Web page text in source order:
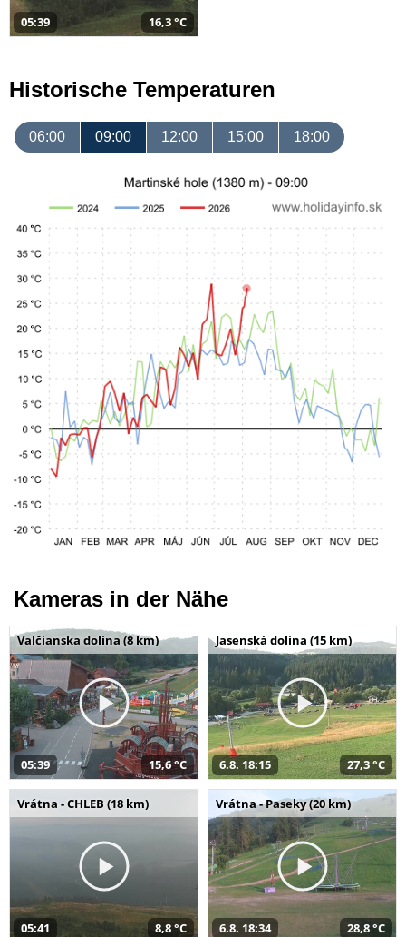
05:39 16,3 °C
Historische Temperaturen
06:00 09:00 12:00 15:00 18:00
Kameras in der Nähe
Valčianska dolina (8 km)
05:39 15,6 °C
Jasenská dolina (15 km)
6.8. 18:15 27,3 °C
Vrátna - CHLEB (18 km)
05:41 8,8 °C
Vrátna - Paseky (20 km)
6.8. 18:34 28,8 °C